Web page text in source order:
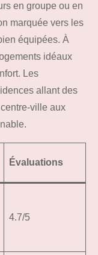
en groupe ou en
marquée vers les
équipées. À
idéaux
Les
allant des
ville aux
Évaluations
4.7/5